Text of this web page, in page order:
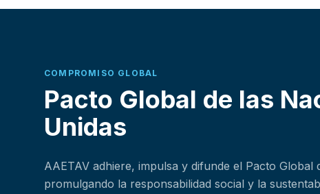
COMPROMISO GLOBAL
Pacto Global de las
Unidas
AAETAV adhiere, impulsa y difunde el Pacto Global
promulgando la responsabilidad social y la